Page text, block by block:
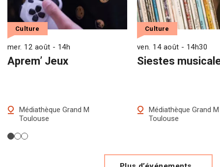
Aprem’ Jeux
Culture
mer. 12 août - 14h
Médiathèque Grand M
Toulouse
Siestes
Culture
ven. 14 août - 14h30
Médiathèque Grand M
Toulouse